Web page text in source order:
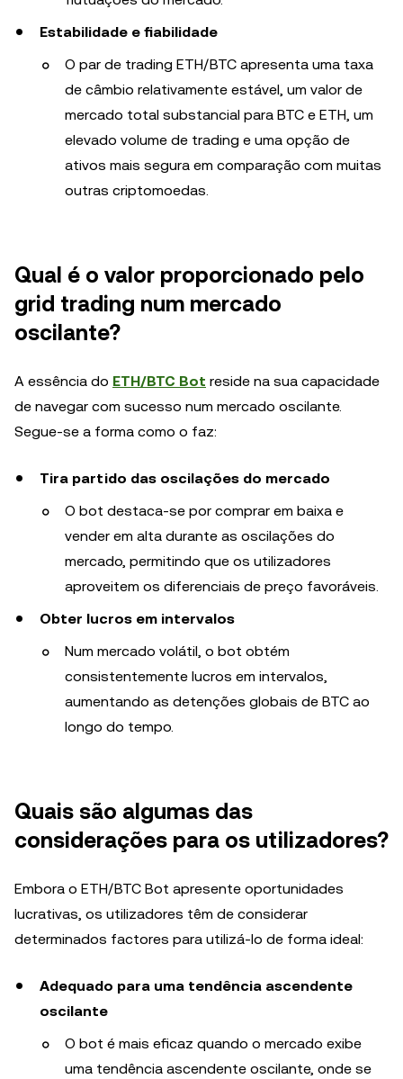
Estabilidade e fiabilidade
O par de trading ETH/BTC apresenta uma taxa
de câmbio relativamente estável, um valor de
mercado total substancial para BTC e ETH, um
elevado volume de trading e uma opção de
ativos mais segura em comparação com muitas
outras criptomoedas.
Qual é o valor proporcionado pelo
grid trading num mercado
oscilante?
A essência do ETH/BTC Bot reside na sua capacidade
de navegar com sucesso num mercado oscilante.
Segue-se a forma como o faz:
Tira partido das oscilações do mercado
O bot destaca-se por comprar em baixa e
vender em alta durante as oscilações do
mercado, permitindo que os utilizadores
aproveitem os diferenciais de preço favoráveis.
Obter lucros em intervalos
Num mercado volátil, o bot obtém
consistentemente lucros em intervalos,
aumentando as detenções globais de BTC ao
longo do tempo.
Quais são algumas das
considerações para os utilizadores?
Embora o ETH/BTC Bot apresente oportunidades
lucrativas, os utilizadores têm de considerar
determinados factores para utilizá-lo de forma ideal:
Adequado para uma tendência ascendente
oscilante
O bot é mais eficaz quando o mercado exibe
uma tendência ascendente oscilante, onde se